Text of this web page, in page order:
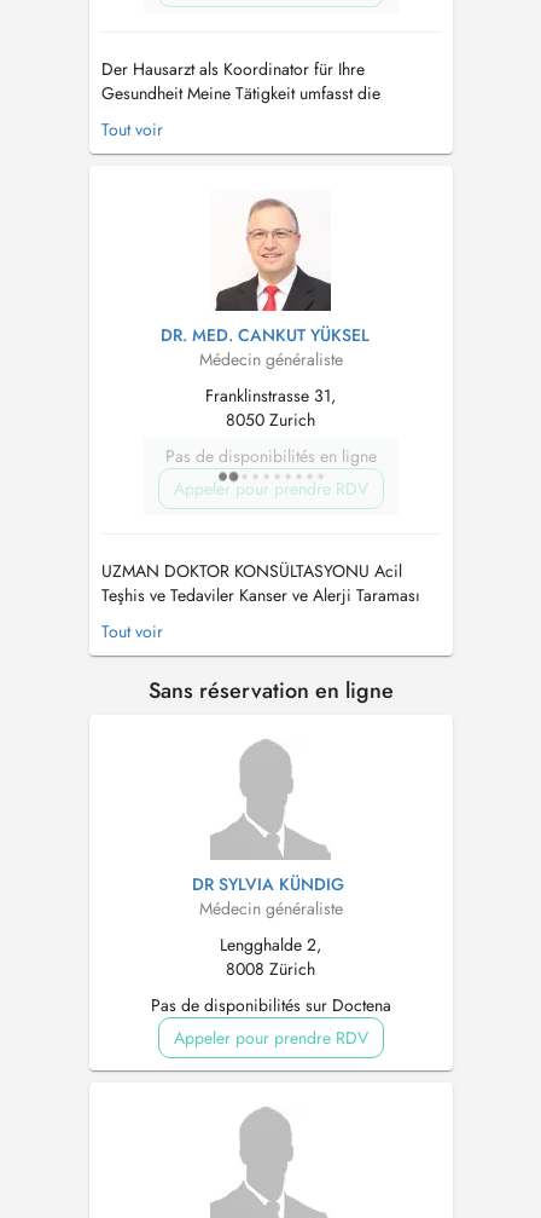
Der Hausarzt als Koordinator für Ihre
Gesundheit Meine Tätigkeit umfasst die
langfristige Betreuung von Menschen mit
gesundheitlichen Problemen, ob jung oder alt.
schnell und direkt die adäquate fa...
Tout voir
DR. MED. CANKUT YÜKSEL
Médecin généraliste
Franklinstrasse 31,
8050 Zurich
Pas de disponibilités en ligne
Appeler pour prendre RDV
UZMAN DOKTOR KONSÜLTASYONU Acil
Teşhis ve Tedaviler Kanser ve Alerji Taraması
Kalp-Damar Hastalıkları Taraması Gizli Şeker
Hastalığı Taraması Göz Tansiyonu Taraması
Tout voir
Sans réservation en ligne
DR SYLVIA KÜNDIG
Médecin généraliste
Lengghalde 2,
8008 Zürich
Pas de disponibilités sur Doctena
Appeler pour prendre RDV